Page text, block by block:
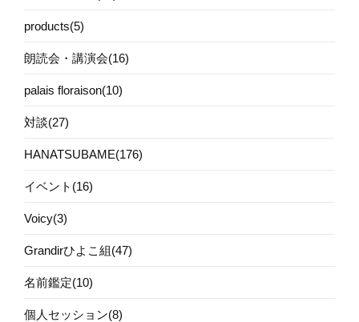
products(5)
朗読会・講演会(16)
palais floraison(10)
対談(27)
HANATSUBAME(176)
イベント(16)
Voicy(3)
Grandirひよこ組(47)
名前鑑定(10)
個人セッション(8)